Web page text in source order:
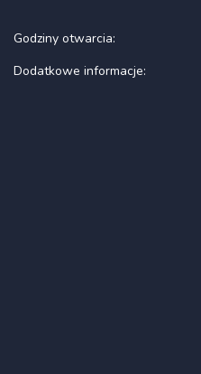
Godziny otwarcia:
Dodatkowe informacje: